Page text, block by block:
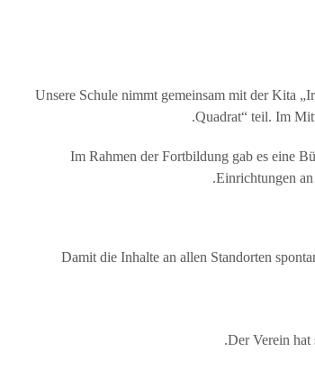
Unsere Schule nimmt gemeinsam mit der Kita
Quadrat“ teil. Im
Im Rahmen der Fortbildung gab es eine
Einrichtungen
Damit die Inhalte an allen Standorten
Der Verein hat